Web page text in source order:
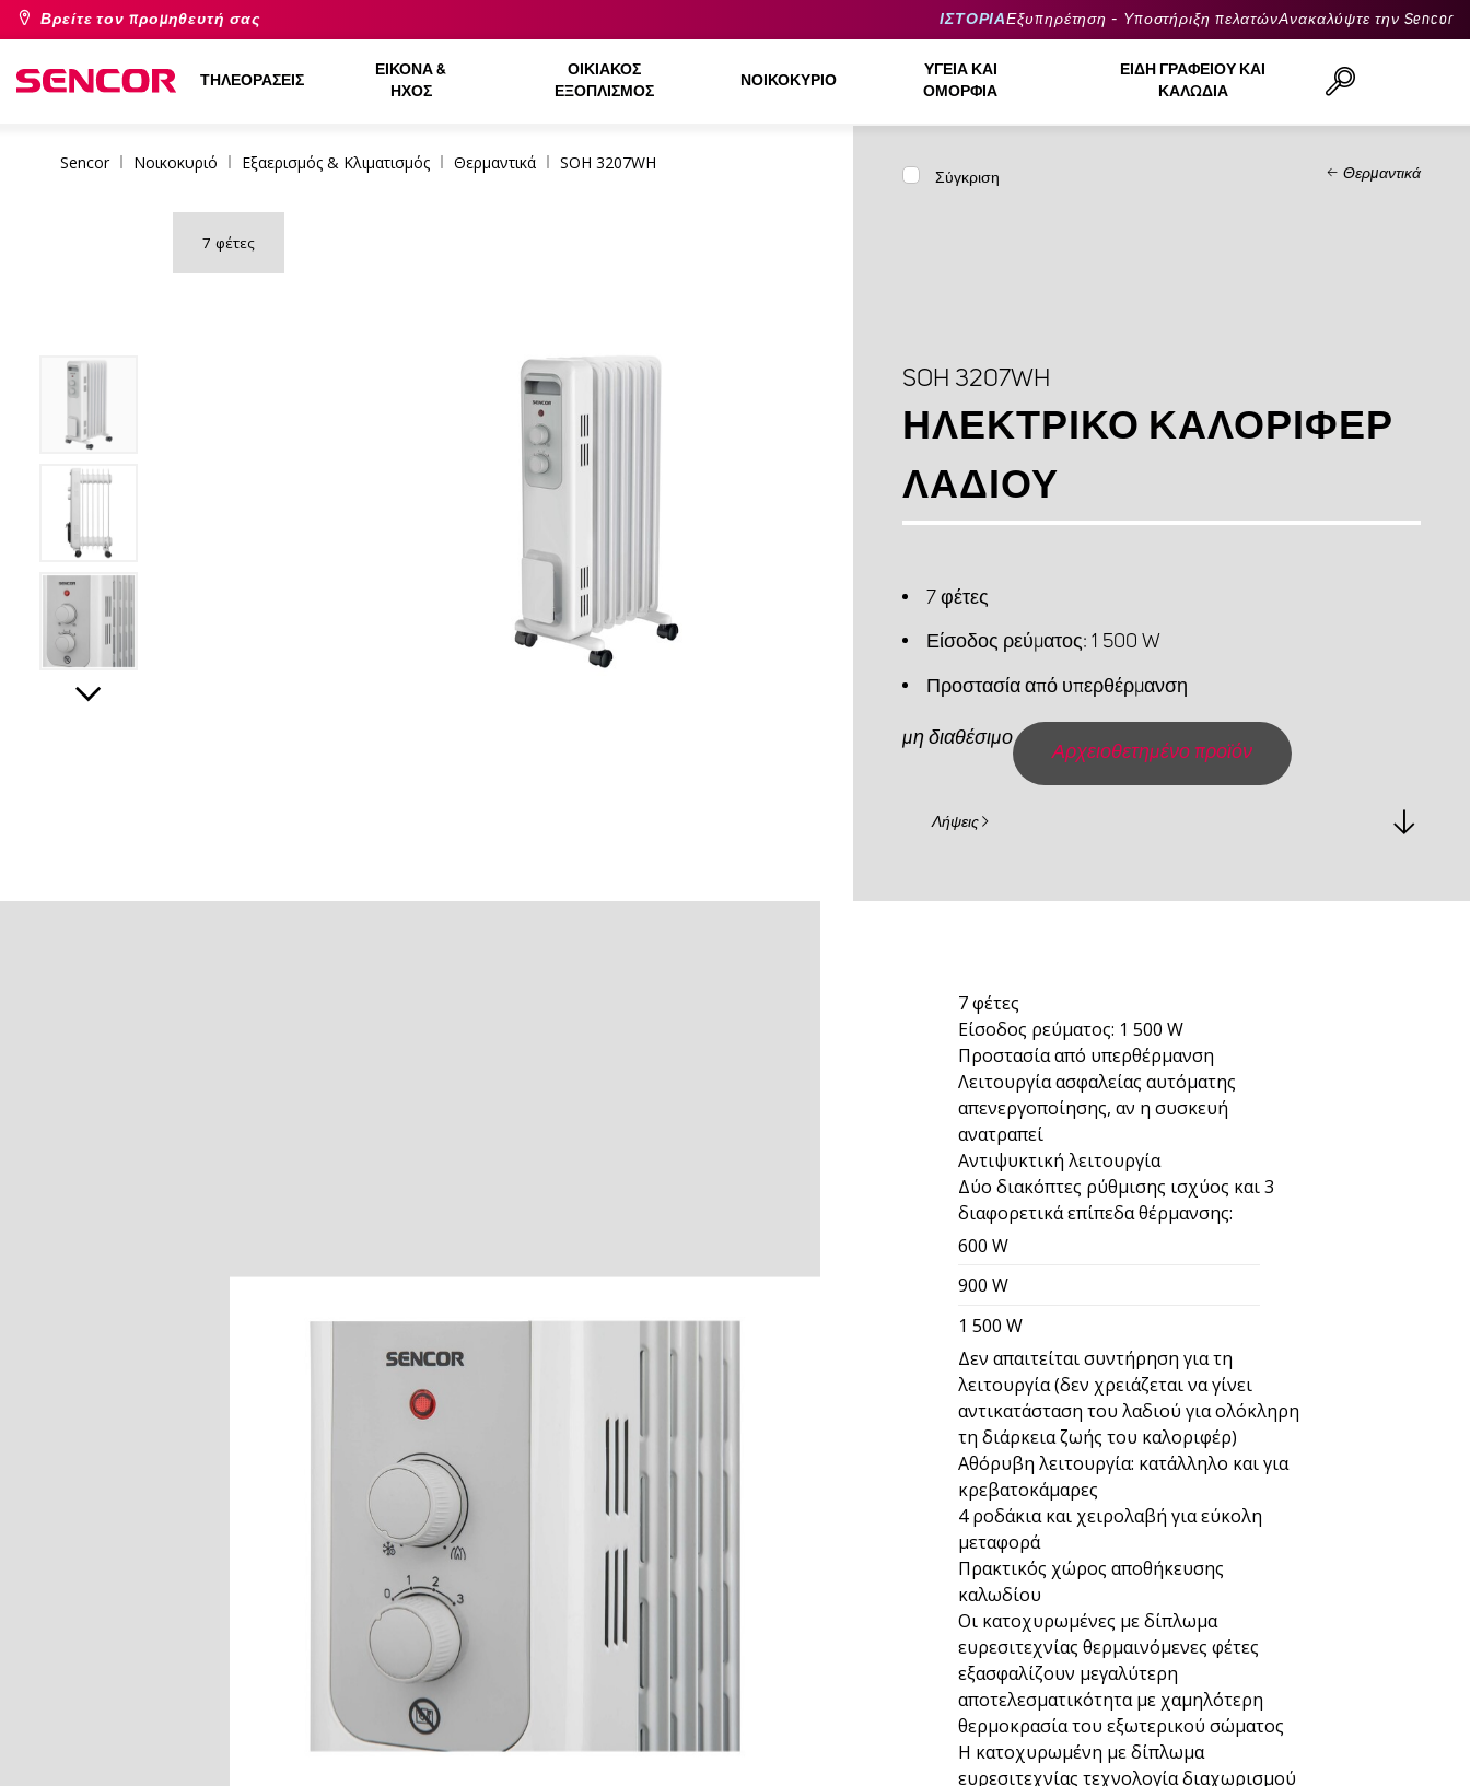
Βρείτε τον προμηθευτή σας ΙΣΤΟΡΙΑΕξυπηρέτηση - Υποστήριξη πελατώνΑνακαλύψτε την Sencor
ΤΗΛΕΟΡΆΣΕΙΣ
ΕΙΚΌΝΑ &
ΉΧΟΣ
ΟΙΚΙΑΚΌΣ
ΕΞΟΠΛΙΣΜΌΣ
ΝΟΙΚΟΚΥΡΙΌ
ΥΓΕΊΑ ΚΑΙ
ΟΜΟΡΦΙΆ
ΕΊΔΗ ΓΡΑΦΕΊΟΥ ΚΑΙ
ΚΑΛΏΔΙΑ
Sencor Νοικοκυριό Εξαερισμός & Κλιματισμός Θερμαντικά SOH 3207WH
7 φέτες
Σύγκριση Θερμαντικά
SOH 3207WH
ΗΛΕΚΤΡΙΚΌ ΚΑΛΟΡΙΦΈΡ
ΛΑΔΙΟΎ
7 φέτες
Είσοδος ρεύματος: 1 500 W
Προστασία από υπερθέρμανση
Αρχειοθετημένο προϊόν
μη διαθέσιμο
Λήψεις
7 φέτες
Είσοδος ρεύματος: 1 500 W
Προστασία από υπερθέρμανση
Λειτουργία ασφαλείας αυτόματης
απενεργοποίησης, αν η συσκευή
ανατραπεί
Αντιψυκτική λειτουργία
Δύο διακόπτες ρύθμισης ισχύος και 3
διαφορετικά επίπεδα θέρμανσης:
600 W
900 W
1 500 W
Δεν απαιτείται συντήρηση για τη
λειτουργία (δεν χρειάζεται να γίνει
αντικατάσταση του λαδιού για ολόκληρη
τη διάρκεια ζωής του καλοριφέρ)
Αθόρυβη λειτουργία: κατάλληλο και για
κρεβατοκάμαρες
4 ροδάκια και χειρολαβή για εύκολη
μεταφορά
Πρακτικός χώρος αποθήκευσης
καλωδίου
Οι κατοχυρωμένες με δίπλωμα
ευρεσιτεχνίας θερμαινόμενες φέτες
εξασφαλίζουν μεγαλύτερη
αποτελεσματικότητα με χαμηλότερη
θερμοκρασία του εξωτερικού σώματος
Η κατοχυρωμένη με δίπλωμα
ευρεσιτεχνίας τεχνολογία διαχωρισμού